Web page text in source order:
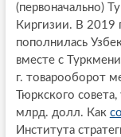
(первоначально)
Киргизии. В 2019
пополнилась
вместе с
г. товарооборот
Тюркского
млрд. долл. Как
Института